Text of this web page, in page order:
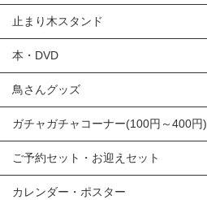
止まり木スタンド
本・DVD
鳥さんグッズ
ガチャガチャコーナー(100円～400円)
ご予約セット・お迎えセット
カレンダー・ポスター